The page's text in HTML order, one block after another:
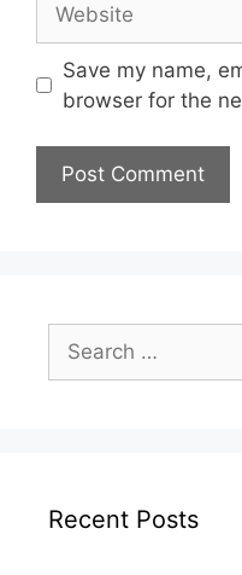
Save my name,
browser for the
Search
for:
Recent Posts